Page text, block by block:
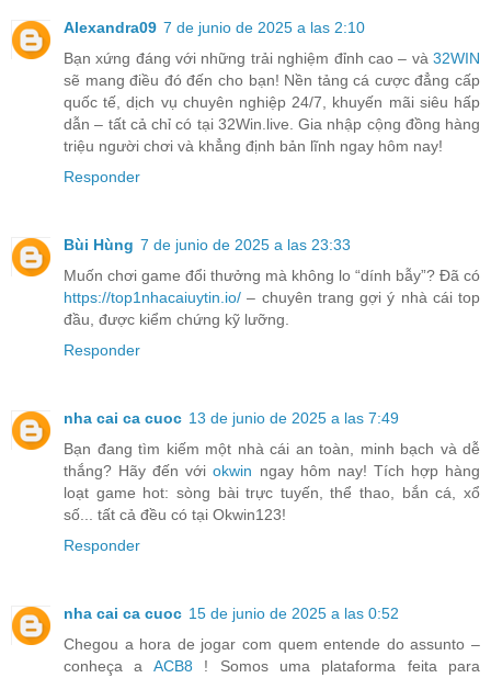
Alexandra09 7 de junio de 2025 a las 2:10
Bạn xứng đáng với những trải nghiệm đỉnh cao – và 32WIN
sẽ mang điều đó đến cho bạn! Nền tảng cá cược đẳng cấp
quốc tế, dịch vụ chuyên nghiệp 24/7, khuyến mãi siêu hấp
dẫn – tất cả chỉ có tại 32Win.live. Gia nhập cộng đồng hàng
triệu người chơi và khẳng định bản lĩnh ngay hôm nay!
Responder
Bùi Hùng 7 de junio de 2025 a las 23:33
Muốn chơi game đổi thưởng mà không lo “dính bẫy”? Đã có
https://top1nhacaiuytin.io/ – chuyên trang gợi ý nhà cái top
đầu, được kiểm chứng kỹ lưỡng.
Responder
nha cai ca cuoc 13 de junio de 2025 a las 7:49
Bạn đang tìm kiếm một nhà cái an toàn, minh bạch và dễ
thắng? Hãy đến vớiokwin ngay hôm nay! Tích hợp hàng
loạt game hot: sòng bài trực tuyến, thể thao, bắn cá, xổ
số... tất cả đều có tại Okwin123!
Responder
nha cai ca cuoc 15 de junio de 2025 a las 0:52
Chegou a hora de jogar com quem entende do assunto –
conheça a ACB8 ! Somos uma plataforma feita para